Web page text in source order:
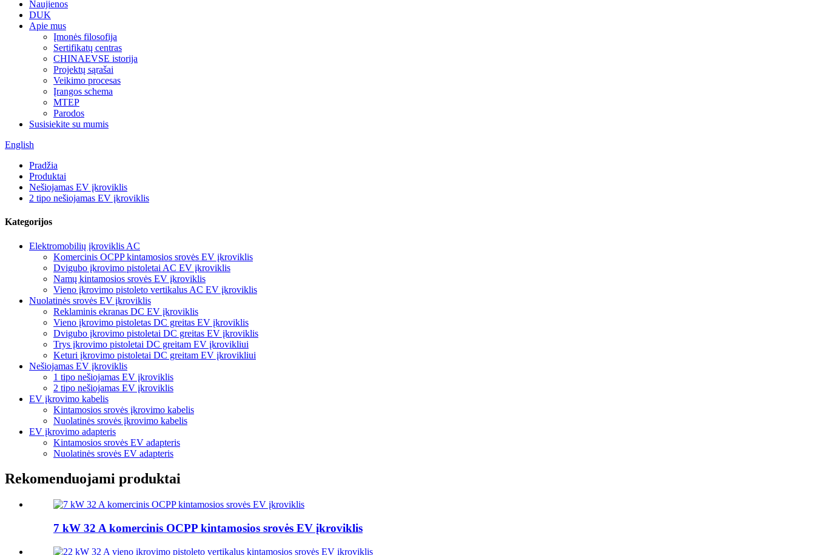
Naujienos
DUK
Apie mus
Įmonės filosofija
Sertifikatų centras
CHINAEVSE istorija
Projektų sąrašai
Veikimo procesas
Įrangos schema
MTEP
Parodos
Susisiekite su mumis
English
Pradžia
Produktai
Nešiojamas EV įkroviklis
2 tipo nešiojamas EV įkroviklis
Kategorijos
Elektromobilių įkroviklis AC
Komercinis OCPP kintamosios srovės EV įkroviklis
Dvigubo įkrovimo pistoletai AC EV įkroviklis
Namų kintamosios srovės EV įkroviklis
Vieno įkrovimo pistoleto vertikalus AC EV įkroviklis
Nuolatinės srovės EV įkroviklis
Reklaminis ekranas DC EV įkroviklis
Vieno įkrovimo pistoletas DC greitas EV įkroviklis
Dvigubo įkrovimo pistoletai DC greitas EV įkroviklis
Trys įkrovimo pistoletai DC greitam EV įkrovikliui
Keturi įkrovimo pistoletai DC greitam EV įkrovikliui
Nešiojamas EV įkroviklis
1 tipo nešiojamas EV įkroviklis
2 tipo nešiojamas EV įkroviklis
EV įkrovimo kabelis
Kintamosios srovės įkrovimo kabelis
Nuolatinės srovės įkrovimo kabelis
EV įkrovimo adapteris
Kintamosios srovės EV adapteris
Nuolatinės srovės EV adapteris
Rekomenduojami produktai
7 kW 32 A komercinis OCPP kintamosios srovės EV įkroviklis